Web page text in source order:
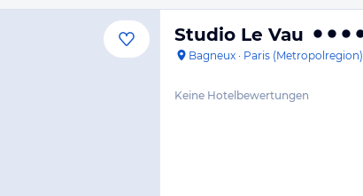
Studio Le Vau
Bagneux · Paris (Metropolregion)
Keine Hotelbewertungen